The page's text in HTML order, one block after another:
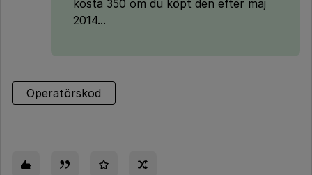
kosta 350 om du köpt den efter maj
2014...
Operatörskod